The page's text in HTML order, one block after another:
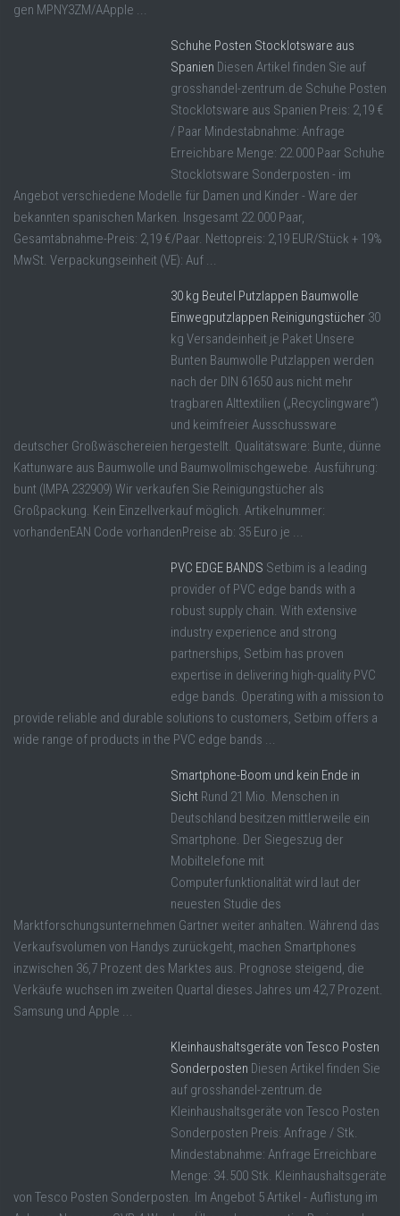
gen MPNY3ZM/AApple ...
Schuhe Posten Stocklotsware aus
Spanien Diesen Artikel finden Sie auf
grosshandel-zentrum.de Schuhe Posten
Stocklotsware aus Spanien Preis: 2,19 €
/ Paar Mindestabnahme: Anfrage
Erreichbare Menge: 22.000 Paar Schuhe
Stocklotsware Sonderposten - im
Angebot verschiedene Modelle für Damen und Kinder - Ware der
bekannten spanischen Marken. Insgesamt 22.000 Paar,
Gesamtabnahme-Preis: 2,19 €/Paar. Nettopreis: 2,19 EUR/Stück + 19%
MwSt. Verpackungseinheit (VE): Auf ...
30 kg Beutel Putzlappen Baumwolle
Einwegputzlappen Reinigungstücher 30
kg Versandeinheit je Paket Unsere
Bunten Baumwolle Putzlappen werden
nach der DIN 61650 aus nicht mehr
tragbaren Alttextilien („Recyclingware“)
und keimfreier Ausschussware
deutscher Großwäschereien hergestellt. Qualitätsware: Bunte, dünne
Kattunware aus Baumwolle und Baumwollmischgewebe. Ausführung:
bunt (IMPA 232909) Wir verkaufen Sie Reinigungstücher als
Großpackung. Kein Einzellverkauf möglich. Artikelnummer:
vorhandenEAN Code vorhandenPreise ab: 35 Euro je ...
PVC EDGE BANDS Setbim is a leading
provider of PVC edge bands with a
robust supply chain. With extensive
industry experience and strong
partnerships, Setbim has proven
expertise in delivering high-quality PVC
edge bands. Operating with a mission to
provide reliable and durable solutions to customers, Setbim offers a
wide range of products in the PVC edge bands ...
Smartphone-Boom und kein Ende in
Sicht Rund 21 Mio. Menschen in
Deutschland besitzen mittlerweile ein
Smartphone. Der Siegeszug der
Mobiltelefone mit
Computerfunktionalität wird laut der
neuesten Studie des
Marktforschungsunternehmen Gartner weiter anhalten. Während das
Verkaufsvolumen von Handys zurückgeht, machen Smartphones
inzwischen 36,7 Prozent des Marktes aus. Prognose steigend, die
Verkäufe wuchsen im zweiten Quartal dieses Jahres um 42,7 Prozent.
Samsung und Apple ...
Kleinhaushaltsgeräte von Tesco Posten
Sonderposten Diesen Artikel finden Sie
auf grosshandel-zentrum.de
Kleinhaushaltsgeräte von Tesco Posten
Sonderposten Preis: Anfrage / Stk.
Mindestabnahme: Anfrage Erreichbare
Menge: 34.500 Stk. Kleinhaushaltsgeräte
von Tesco Posten Sonderposten. Im Angebot 5 Artikel - Auflistung im